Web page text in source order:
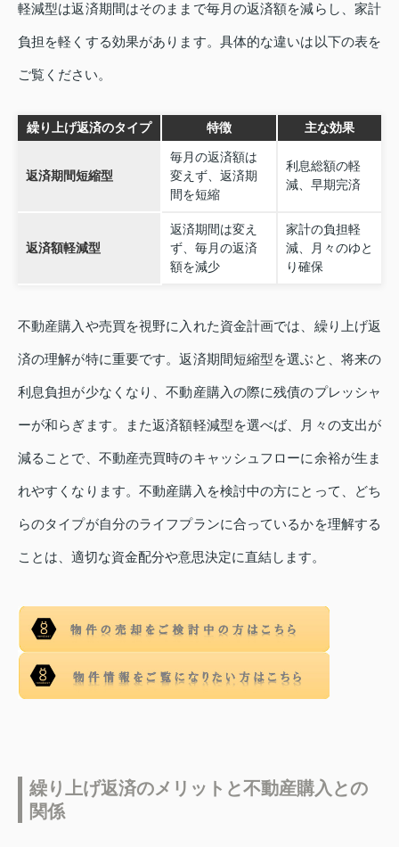
軽減型は返済期間はそのままで毎月の返済額を減らし、家計
負担を軽くする効果があります。具体的な違いは以下の表を
ご覧ください。
繰り上げ返済のタイプ 特徴 主な効果
返済期間短縮型
毎月の返済額は
変えず、返済期
間を短縮
利息総額の軽
減、早期完済
返済額軽減型
返済期間は変え
ず、毎月の返済
額を減少
家計の負担軽
減、月々のゆと
り確保
不動産購入や売買を視野に入れた資金計画では、繰り上げ返
済の理解が特に重要です。返済期間短縮型を選ぶと、将来の
利息負担が少なくなり、不動産購入の際に残債のプレッシャ
ーが和らぎます。また返済額軽減型を選べば、月々の支出が
減ることで、不動産売買時のキャッシュフローに余裕が生ま
れやすくなります。不動産購入を検討中の方にとって、どち
らのタイプが自分のライフプランに合っているかを理解する
ことは、適切な資金配分や意思決定に直結します。
繰り上げ返済のメリットと不動産購入との
関係